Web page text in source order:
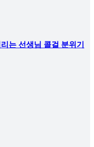
는 선생님 콜걸 분위기